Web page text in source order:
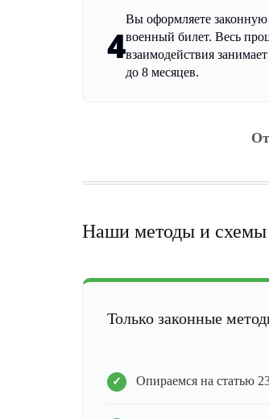
4
Вы оформляете законную
военный билет. Весь
взаимодействия
до 8 месяцев.
Наши методы и
Только законные
Опираемся на статью